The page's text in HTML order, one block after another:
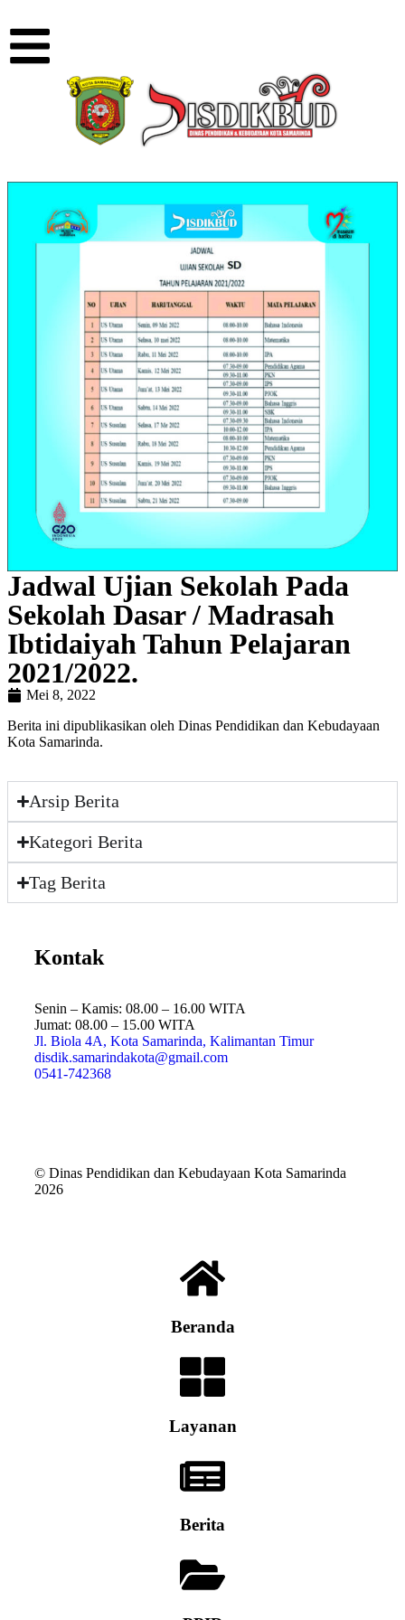
Jadwal Ujian Sekolah Pada
Sekolah Dasar / Madrasah
Ibtidaiyah Tahun Pelajaran
2021/2022.
Mei 8, 2022
Berita ini dipublikasikan oleh Dinas Pendidikan dan Kebudayaan
Kota Samarinda.
Arsip Berita
Kategori Berita
Tag Berita
Kontak
Senin – Kamis: 08.00 – 16.00 WITA
Jumat: 08.00 – 15.00 WITA
Jl. Biola 4A, Kota Samarinda, Kalimantan Timur
disdik.samarindakota@gmail.com
0541-742368
© Dinas Pendidikan dan Kebudayaan Kota Samarinda
2026
Beranda
Layanan
Berita